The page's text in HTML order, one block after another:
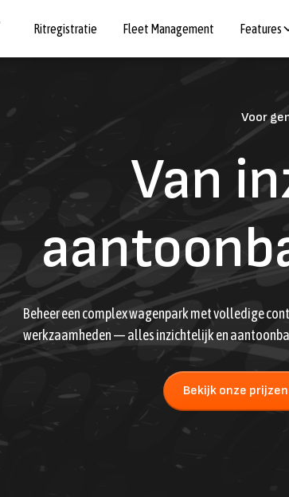
Ritregistratie Fleet Management Features
Voor
Van
Beheer een complex wagenpark met volledige
werkzaamheden — alles inzichtelijk en
Bekijk onze prijzen